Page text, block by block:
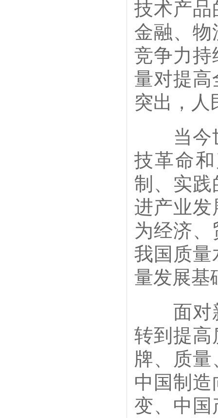
技术产品
金融、
竞争力持
量对提高
突出，人
当今世
技革命
制、实践
进产业发
为经济
我国质量
量发展基
面对新
转到提高
牌、质
中国制
变、中